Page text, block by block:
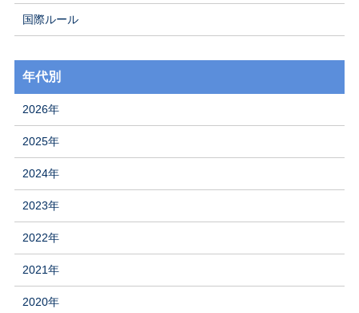
国際ルール
年代別
2026年
2025年
2024年
2023年
2022年
2021年
2020年